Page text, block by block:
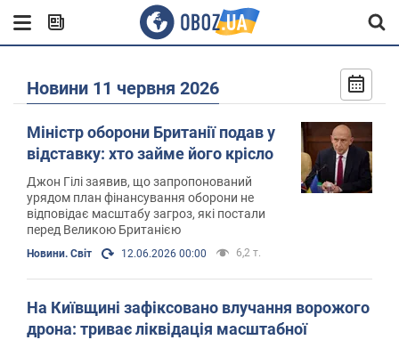
Новини 11 червня 2026
Міністр оборони Британії подав у
відставку: хто займе його крісло
Джон Гілі заявив, що запропонований
урядом план фінансування оборони не
відповідає масштабу загроз, які постали
перед Великою Британією
Новини. Світ 12.06.2026 00:00 6,2 т.
На Київщині зафіксовано влучання ворожого
дрона: триває ліквідація масштабної